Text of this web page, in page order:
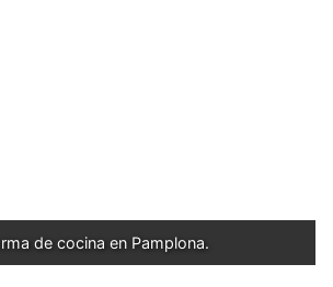
de cocina en Pamplona.